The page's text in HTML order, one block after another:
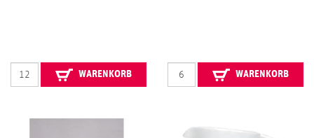
WARENKORB WARENKORB